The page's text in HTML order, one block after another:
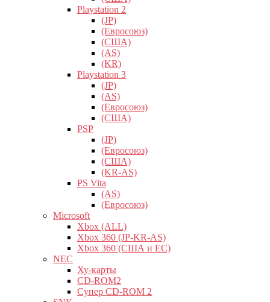
Playstation 2
(JP)
(Евросоюз)
(США)
(AS)
(KR)
Playstation 3
(JP)
(AS)
(Евросоюз)
(США)
PSP
(JP)
(Евросоюз)
(США)
(KR-AS)
PS Vita
(AS)
(Евросоюз)
Microsoft
Xbox (ALL)
Xbox 360 (JP-KR-AS)
Xbox 360 (США и ЕС)
NEC
Ху-карты
CD-ROM2
Супер CD-ROM 2